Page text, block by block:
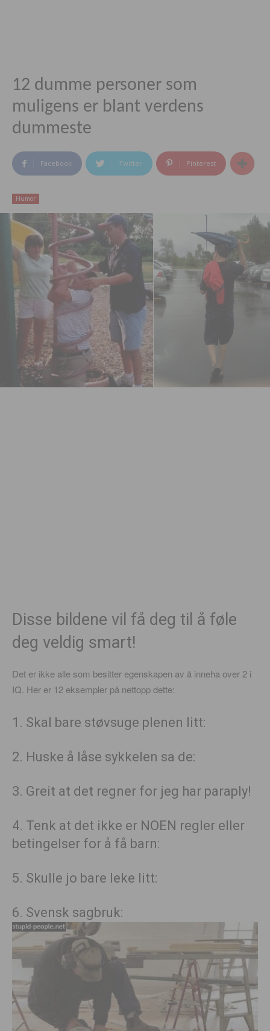
12 dumme personer som
muligens er blant verdens
dummeste
Facebook Twitter Pinterest
Humor
Disse bildene vil få deg til å føle
deg veldig smart!
Det er ikke alle som besitter egenskapen av å inneha over 2 i
IQ. Her er 12 eksempler på nettopp dette:
1. Skal bare støvsuge plenen litt:
2. Huske å låse sykkelen sa de:
3. Greit at det regner for jeg har paraply!
4. Tenk at det ikke er NOEN regler eller
betingelser for å få barn:
5. Skulle jo bare leke litt:
6. Svensk sagbruk: